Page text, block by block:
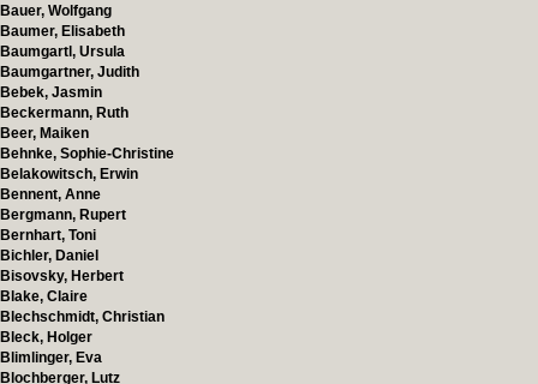
Bauer, Wolfgang
Baumer, Elisabeth
Baumgartl, Ursula
Baumgartner, Judith
Bebek, Jasmin
Beckermann, Ruth
Beer, Maiken
Behnke, Sophie-Christine
Belakowitsch, Erwin
Bennent, Anne
Bergmann, Rupert
Bernhart, Toni
Bichler, Daniel
Bisovsky, Herbert
Blake, Claire
Blechschmidt, Christian
Bleck, Holger
Blimlinger, Eva
Blochberger, Lutz